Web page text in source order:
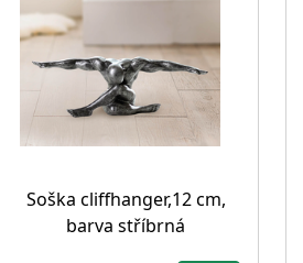
Soška cliffhanger,12 cm,
barva stříbrná